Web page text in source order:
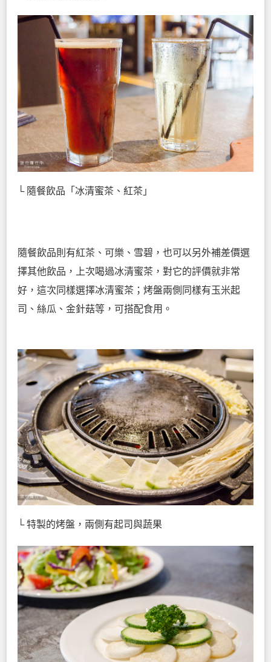
└ 隨餐飲品「冰清蜜茶、紅茶」
隨餐飲品則有紅茶、可樂、雪碧，也可以另外補差價選
擇其他飲品，上次喝過冰清蜜茶，對它的評價就非常
好，這次同樣選擇冰清蜜茶；烤盤兩側同樣有玉米起
司、絲瓜、金針菇等，可搭配食用。
└ 特製的烤盤，兩側有起司與蔬果